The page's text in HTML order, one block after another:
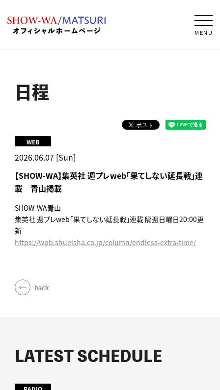
MENU
日程
2026.06.07 [Sun]
WEB
【SHOW-WA】集英社 週プレweb｢果てしない延長戦｣連
載 青山掲載
SHOW-WA青山
集英社 週プレweb｢果てしない延長戦｣連載 隔週日曜日20:00更
新
https://wpb.shueisha.co.jp/column/endless-extra-time/
back
LATEST SCHEDULE